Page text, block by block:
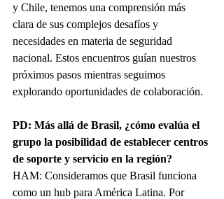
y Chile, tenemos una comprensión más
clara de sus complejos desafíos y
necesidades en materia de seguridad
nacional. Estos encuentros guían nuestros
próximos pasos mientras seguimos
explorando oportunidades de colaboración.
PD: Más allá de Brasil, ¿cómo evalúa el
grupo la posibilidad de establecer centros
de soporte y servicio en la región?
HAM: Consideramos que Brasil funciona
como un hub para América Latina. Por